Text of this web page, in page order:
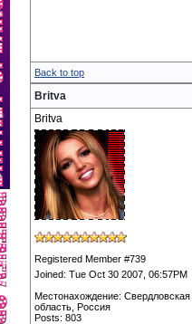
Back to top
Britva
Britva
Registered Member #739
Joined: Tue Oct 30 2007, 06:57PM
Местонахождение: Свердловская
область, Россия
Posts: 803